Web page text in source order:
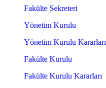
Fakülte Sekreteri
Yönetim Kurulu
Yönetim Kurulu Kararları
Fakülte Kurulu
Fakülte Kurulu Kararları